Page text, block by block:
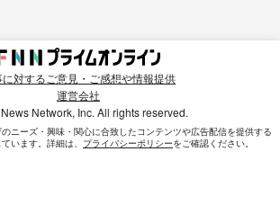
に対するご意見・ご感想や情報提供
運営会社
Network, Inc. All rights reserved.
ニーズ・興味・関⼼に合致したコンテンツや広告配信を提供する
います。詳細は、 プライバシーポリシーをご確認ください。